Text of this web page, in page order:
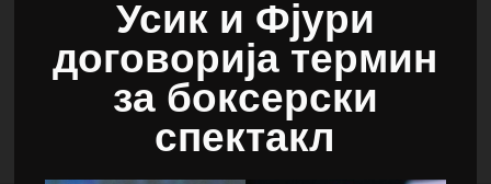
Усик и Фјури
договорија термин
за боксерски
спектакл